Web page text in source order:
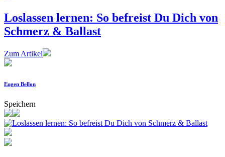
Loslassen lernen: So befreist Du Dich von
Schmerz & Ballast
Zum Artikel
Eugen Bellon
Speichern